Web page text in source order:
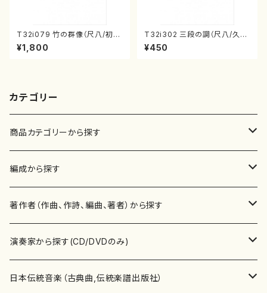
T32i079 竹の群像（尺八/初代
山本邦山/尺八/都山式譜）都山
流公刊楽譜曲番:528
¥1,800
T32i302 三段の調（尺八/久本
玄智/楽譜）都山no:2003
¥450
カテゴリー
商品カテゴリーから探す
楽譜
書籍
書籍
テキストブック
CD・DVD
チケット
編成から探す
邦楽器
箏・琴（ソロ）
箏・琴（合奏）
合唱
混声合唱
歌・声
著作者（作曲、作詩、編曲、著者）から探す
あ行
青木省三(アオキ ショウゾウ)
か行
演奏家から探す(CD/DVDのみ)
邦楽（箏、三味線、尺八等）演奏家
日本伝統音楽（古典曲,伝統楽譜出版社）